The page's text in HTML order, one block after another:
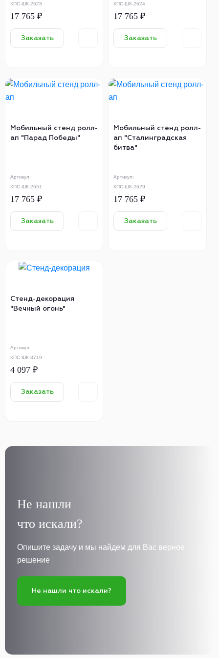
КПС-ШК-2623
17 765 ₽
Заказать
КПС-ШК-2624
17 765 ₽
Заказать
Артикул:
КПС-ШК-2651
Мобильный стенд ролл-
ап "Парад Победы"
17 765 ₽
Заказать
Артикул:
КПС-ШК-2629
Мобильный стенд ролл-
ап "Сталинградская
битва"
17 765 ₽
Заказать
Артикул:
КПС-ШК-3719
Стенд-декорация
"Вечный огонь"
4 097 ₽
Заказать
Не нашли
что искали?
Опишите задачу и мы найдем для Вас верное
решение
Не нашли что искали?